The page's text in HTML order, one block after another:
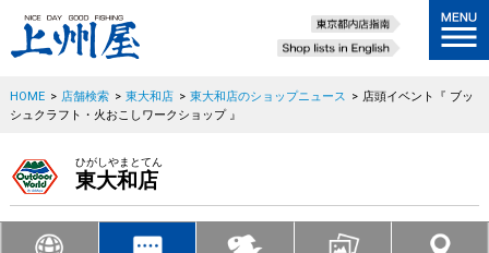
HOME > 店舗検索 > 東大和店 > 東大和店のショップニュース > 店頭イベント『 ブッ
シュクラフト・火おこしワークショップ 』
ひがしやまとてん
東大和店